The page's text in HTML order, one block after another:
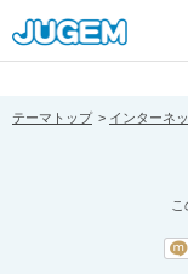
[pear_error:
prefix="" info=""]
テーマトップ インターネ